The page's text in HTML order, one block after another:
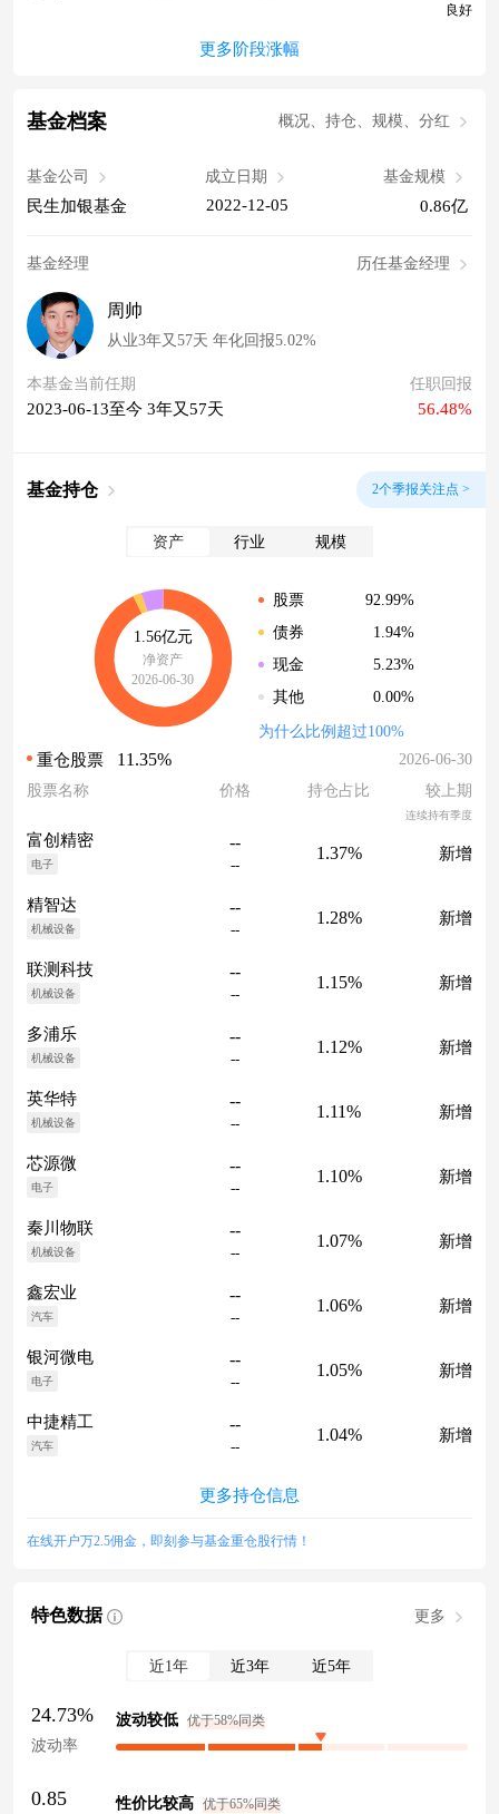
良好
更多阶段涨幅
基金档案 概况、持仓、规模、分红
基金公司
民生加银基金
成立日期
2022-12-05
基金规模
0.86亿
基金经理 历任基金经理
周帅
从业3年又57天 年化回报5.02%
本基金当前任期
2023-06-13至今 3年又57天
任职回报
56.48%
基金持仓 2个季报关注点 >
资产 行业 规模
1.56亿元
净资产
2026-06-30
股票
92.99%
债券
1.94%
现金
5.23%
其他
0.00%
为什么比例超过100%
重仓股票 11.35%
2026-06-30
股票名称
价格 持仓占比 较上期
连续持有季度
富创精密
电子
--
--
1.37% 新增
精智达
机械设备
--
--
1.28% 新增
联测科技
机械设备
--
--
1.15% 新增
多浦乐
机械设备
--
--
1.12% 新增
英华特
机械设备
--
--
1.11% 新增
芯源微
电子
--
--
1.10% 新增
秦川物联
机械设备
--
--
1.07% 新增
鑫宏业
汽车
--
--
1.06% 新增
银河微电
电子
--
--
1.05% 新增
中捷精工
汽车
--
--
1.04% 新增
更多持仓信息
在线开户万2.5佣金，即刻参与基金重仓股行情！
特色数据 更多
近1年 近3年 近5年
24.73%
波动率
波动较低 优于58%同类
0.85 性价比较高 优于65%同类